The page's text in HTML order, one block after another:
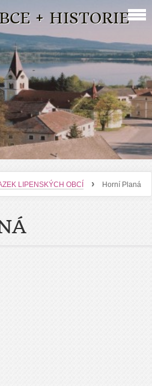
+ HISTORIE
LIPENSKÝCH OBCÍ › Horní Planá